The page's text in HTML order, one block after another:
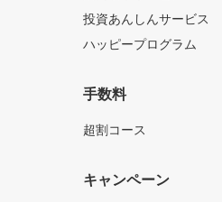
投資あんしんサービス
ハッピープログラム
手数料
超割コース
キャンペーン